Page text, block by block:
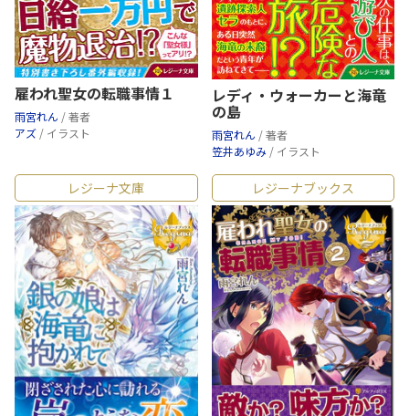
雇われ聖女の転職事情１
雨宮れん / 著者
アズ / イラスト
レディ・ウォーカーと海竜
の島
雨宮れん / 著者
笠井あゆみ / イラスト
レジーナ文庫 レジーナブックス